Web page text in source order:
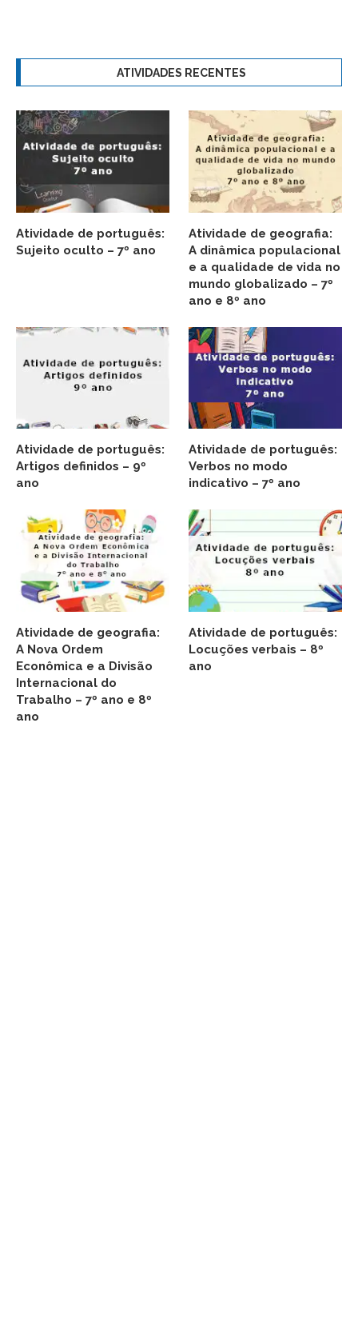
ATIVIDADES RECENTES
Atividade de português:
Sujeito oculto – 7º ano
Atividade de geografia:
A dinâmica populacional
e a qualidade de vida no
mundo globalizado – 7º
ano e 8º ano
Atividade de português:
Artigos definidos – 9º
ano
Atividade de português:
Verbos no modo
indicativo – 7º ano
Atividade de geografia:
A Nova Ordem
Econômica e a Divisão
Internacional do
Trabalho – 7º ano e 8º
ano
Atividade de português:
Locuções verbais – 8º
ano